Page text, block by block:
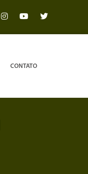
CONTATO